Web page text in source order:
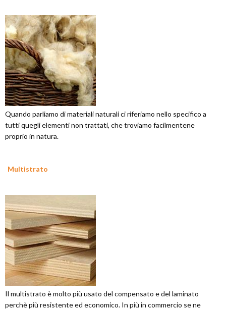
Quando parliamo di materiali naturali ci riferiamo nello specifico a
tutti quegli elementi non trattati, che troviamo facilmentene
proprio in natura.
Multistrato
Il multistrato è molto più usato del compensato e del laminato
perchè più resistente ed economico. In più in commercio se ne